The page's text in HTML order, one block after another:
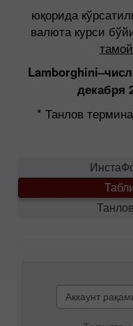
юқорида
валюта курси
декабря
* Танлов